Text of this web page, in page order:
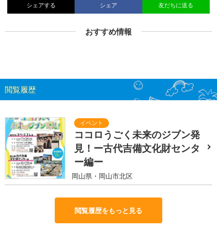
シェアする シェア 友だちに送る
おすすめ情報
閲覧履歴
ココロうごく未来のジブン発
見！ー古代吉備文化財センタ
ー編ー
岡山県・岡山市北区
閲覧履歴をもっと見る